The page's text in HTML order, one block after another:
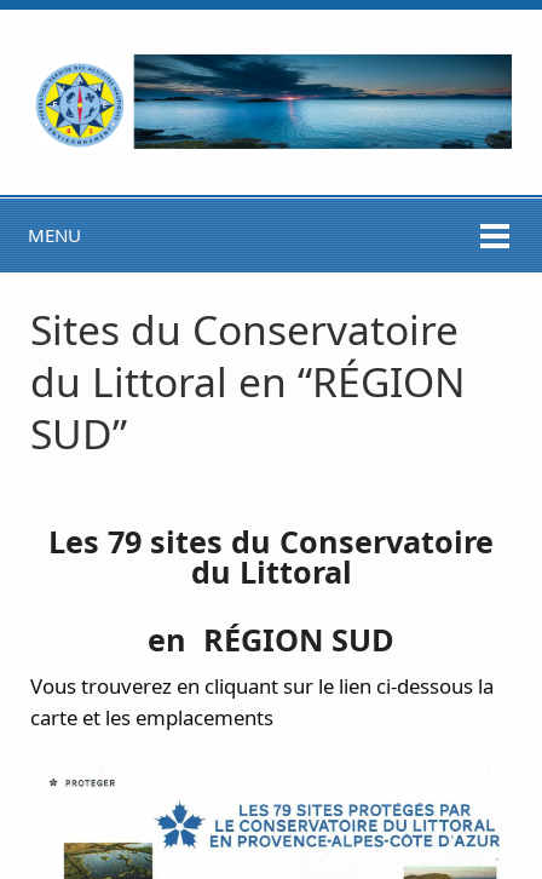
MENU
Sites du Conservatoire
du Littoral en “RÉGION
SUD”
Les 79 sites du Conservatoire
du Littoral
en RÉGION SUD
Vous trouverez en cliquant sur le lien ci-dessous la
carte et les emplacements